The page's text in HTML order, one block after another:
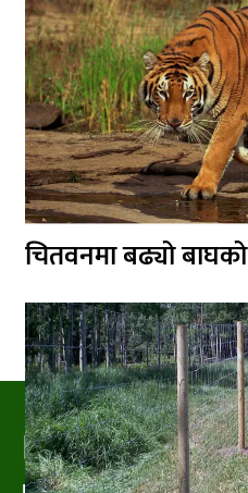
चितवनमा बढ्यो